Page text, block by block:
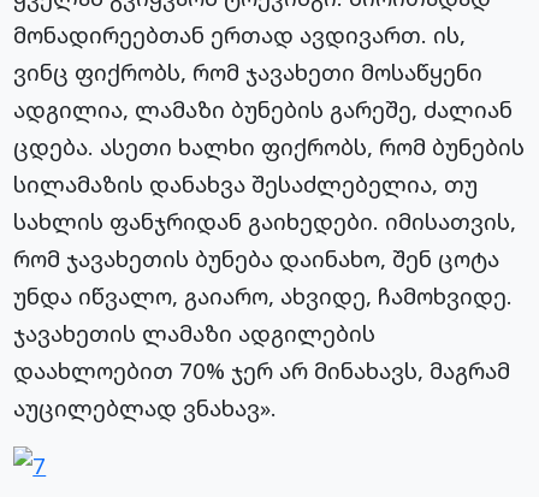
მონადირეებთან ერთად ავდივართ. ის,
ვინც ფიქრობს, რომ ჯავახეთი მოსაწყენი
ადგილია, ლამაზი ბუნების გარეშე, ძალიან
ცდება. ასეთი ხალხი ფიქრობს, რომ ბუნების
სილამაზის დანახვა შესაძლებელია, თუ
სახლის ფანჯრიდან გაიხედები. იმისათვის,
რომ ჯავახეთის ბუნება დაინახო, შენ ცოტა
უნდა იწვალო, გაიარო, ახვიდე, ჩამოხვიდე.
ჯავახეთის ლამაზი ადგილების
დაახლოებით 70% ჯერ არ მინახავს, მაგრამ
აუცილებლად ვნახავ».